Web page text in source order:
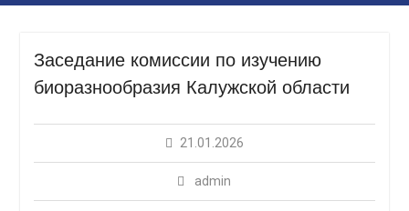
Заседание комиссии по изучению
биоразнообразия Калужской области
21.01.2026
admin